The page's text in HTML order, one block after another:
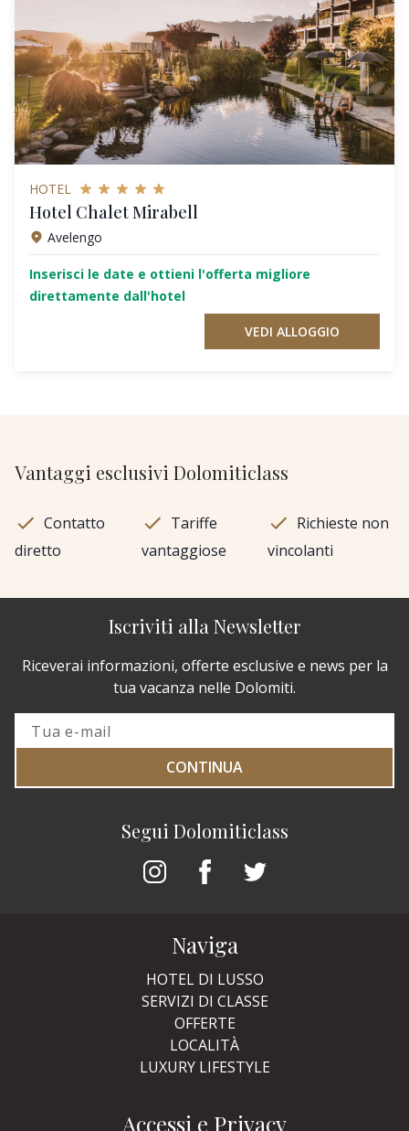
HOTEL
Hotel Chalet Mirabell
Avelengo
Inserisci le date e ottieni l'offerta migliore
direttamente dall'hotel
VEDI ALLOGGIO
Vantaggi esclusivi Dolomiticlass
Contatto
diretto
Tariffe
vantaggiose
Richieste non
vincolanti
Segui Dolomiticlass
Iscriviti alla Newsletter
Riceverai informazioni, offerte esclusive e news per la
tua vacanza nelle Dolomiti.
CONTINUA
Naviga
HOTEL DI LUSSO
SERVIZI DI CLASSE
OFFERTE
LOCALITÀ
LUXURY LIFESTYLE
Accessi e Privacy